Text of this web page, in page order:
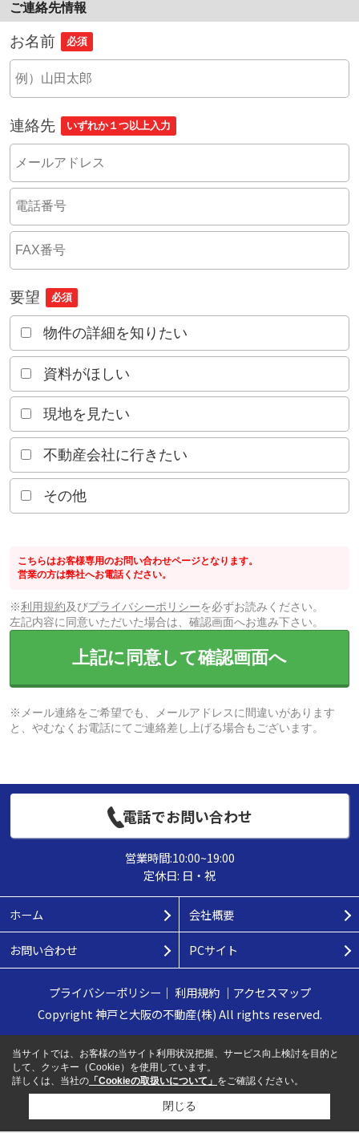
ご連絡先情報
お名前 必須
連絡先 いずれか１つ以上入力
要望 必須
物件の詳細を知りたい
資料がほしい
現地を見たい
不動産会社に行きたい
その他
こちらはお客様専用のお問い合わせページとなります。
営業の方は弊社へお電話ください。
※利用規約及びプライバシーポリシーを必ずお読みください。
左記内容に同意いただいた場合は、確認画面へお進み下さい。
上記に同意して確認画面へ
※メール連絡をご希望でも、メールアドレスに間違いがあります
と、やむなくお電話にてご連絡差し上げる場合もございます。
電話でお問い合わせ
営業時間:10:00~19:00
定休日: 日・祝
ホーム 会社概要
お問い合わせ PCサイト
プライバシーポリシー ｜ 利用規約｜ アクセスマップ
Copyright 神戸と大阪の不動産(株) All rights reserved.
当サイトでは、お客様の当サイト利用状況把握、サービス向上検討を目的と
して、クッキー（Cookie）を使用しています。
詳しくは、当社の 「Cookieの取扱いについて」 をご確認ください。
閉じる